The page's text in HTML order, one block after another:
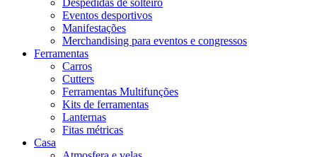
Eventos desportivos
Manifestações
Merchandising para eventos e congressos
Ferramentas
Carros
Cutters
Ferramentas Multifunções
Kits de ferramentas
Lanternas
Fitas métricas
Casa